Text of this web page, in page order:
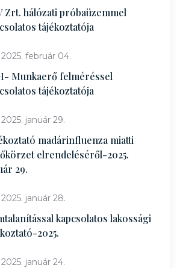
Zrt. hálózati próbaüzemmel
tájékoztatója
2025. február 04.
Munkaerő felméréssel
tájékoztatója
2025. január 29.
madárinfluenza miatti
elrendeléséről-2025.
29.
2025. január 28.
kapcsolatos lakossági
2025.
2025. január 24.